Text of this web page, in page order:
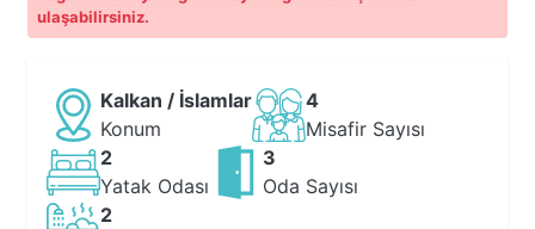
ulaşabilirsiniz.
Kalkan / İslamlar
Konum
4
Misafir Sayısı
2
Yatak Odası
3
Oda Sayısı
2